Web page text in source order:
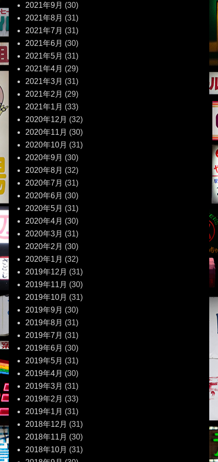
2021年9月 (30)
2021年8月 (31)
2021年7月 (31)
2021年6月 (30)
2021年5月 (31)
2021年4月 (29)
2021年3月 (31)
2021年2月 (29)
2021年1月 (33)
2020年12月 (32)
2020年11月 (30)
2020年10月 (31)
2020年9月 (30)
2020年8月 (32)
2020年7月 (31)
2020年6月 (30)
2020年5月 (31)
2020年4月 (30)
2020年3月 (31)
2020年2月 (30)
2020年1月 (32)
2019年12月 (31)
2019年11月 (30)
2019年10月 (31)
2019年9月 (30)
2019年8月 (31)
2019年7月 (31)
2019年6月 (30)
2019年5月 (31)
2019年4月 (30)
2019年3月 (31)
2019年2月 (33)
2019年1月 (31)
2018年12月 (31)
2018年11月 (30)
2018年10月 (31)